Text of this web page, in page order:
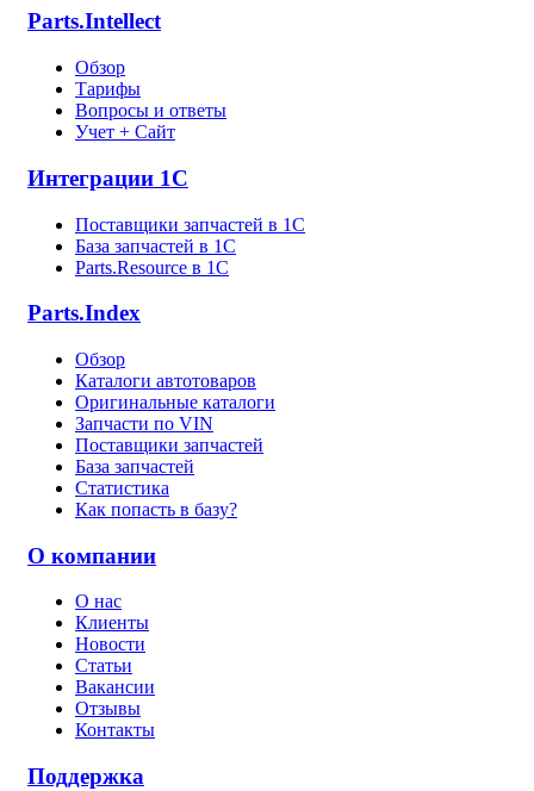
Parts.Intellect
Обзор
Тарифы
Вопросы и ответы
Учет + Сайт
Интеграции 1С
Поставщики запчастей в 1C
База запчастей в 1С
Parts.Resource в 1C
Parts.Index
Обзор
Каталоги автотоваров
Оригинальные каталоги
Запчасти по VIN
Поставщики запчастей
База запчастей
Статистика
Как попасть в базу?
О компании
О нас
Клиенты
Новости
Статьи
Вакансии
Отзывы
Контакты
Поддержка